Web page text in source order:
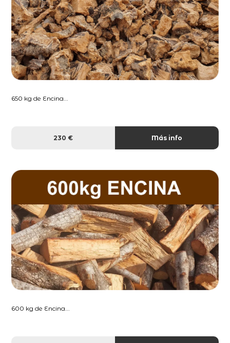
650 kg de Encina...
230 € Más info
600 kg de Encina...